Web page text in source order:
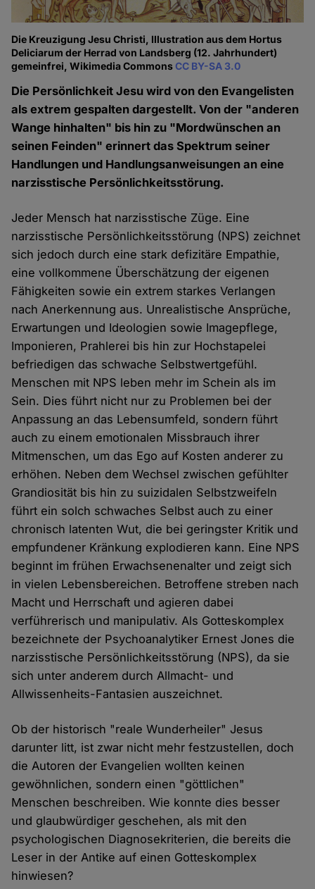
Die Kreuzigung Jesu Christi, Illustration aus dem Hortus
Deliciarum der Herrad von Landsberg (12. Jahrhundert)
gemeinfrei, Wikimedia CommonsCC BY-SA 3.0
Die Persönlichkeit Jesu wird von den Evangelisten
als extrem gespalten dargestellt. Von der "anderen
Wange hinhalten" bis hin zu "Mordwünschen an
seinen Feinden" erinnert das Spektrum seiner
Handlungen und Handlungsanweisungen an eine
narzisstische Persönlichkeitsstörung.
Jeder Mensch hat narzisstische Züge. Eine
narzisstische Persönlichkeitsstörung (NPS) zeichnet
sich jedoch durch eine stark defizitäre Empathie,
eine vollkommene Überschätzung der eigenen
Fähigkeiten sowie ein extrem starkes Verlangen
nach Anerkennung aus. Unrealistische Ansprüche,
Erwartungen und Ideologien sowie Imagepflege,
Imponieren, Prahlerei bis hin zur Hochstapelei
befriedigen das schwache Selbstwertgefühl.
Menschen mit NPS leben mehr im Schein als im
Sein. Dies führt nicht nur zu Problemen bei der
Anpassung an das Lebensumfeld, sondern führt
auch zu einem emotionalen Missbrauch ihrer
Mitmenschen, um das Ego auf Kosten anderer zu
erhöhen. Neben dem Wechsel zwischen gefühlter
Grandiosität bis hin zu suizidalen Selbstzweifeln
führt ein solch schwaches Selbst auch zu einer
chronisch latenten Wut, die bei geringster Kritik und
empfundener Kränkung explodieren kann. Eine NPS
beginnt im frühen Erwachsenenalter und zeigt sich
in vielen Lebensbereichen. Betroffene streben nach
Macht und Herrschaft und agieren dabei
verführerisch und manipulativ. Als Gotteskomplex
bezeichnete der Psychoanalytiker Ernest Jones die
narzisstische Persönlichkeitsstörung (NPS), da sie
sich unter anderem durch Allmacht- und
Allwissenheits-Fantasien auszeichnet.
Ob der historisch "reale Wunderheiler" Jesus
darunter litt, ist zwar nicht mehr festzustellen, doch
die Autoren der Evangelien wollten keinen
gewöhnlichen, sondern einen "göttlichen"
Menschen beschreiben. Wie konnte dies besser
und glaubwürdiger geschehen, als mit den
psychologischen Diagnosekriterien, die bereits die
Leser in der Antike auf einen Gotteskomplex
hinwiesen?